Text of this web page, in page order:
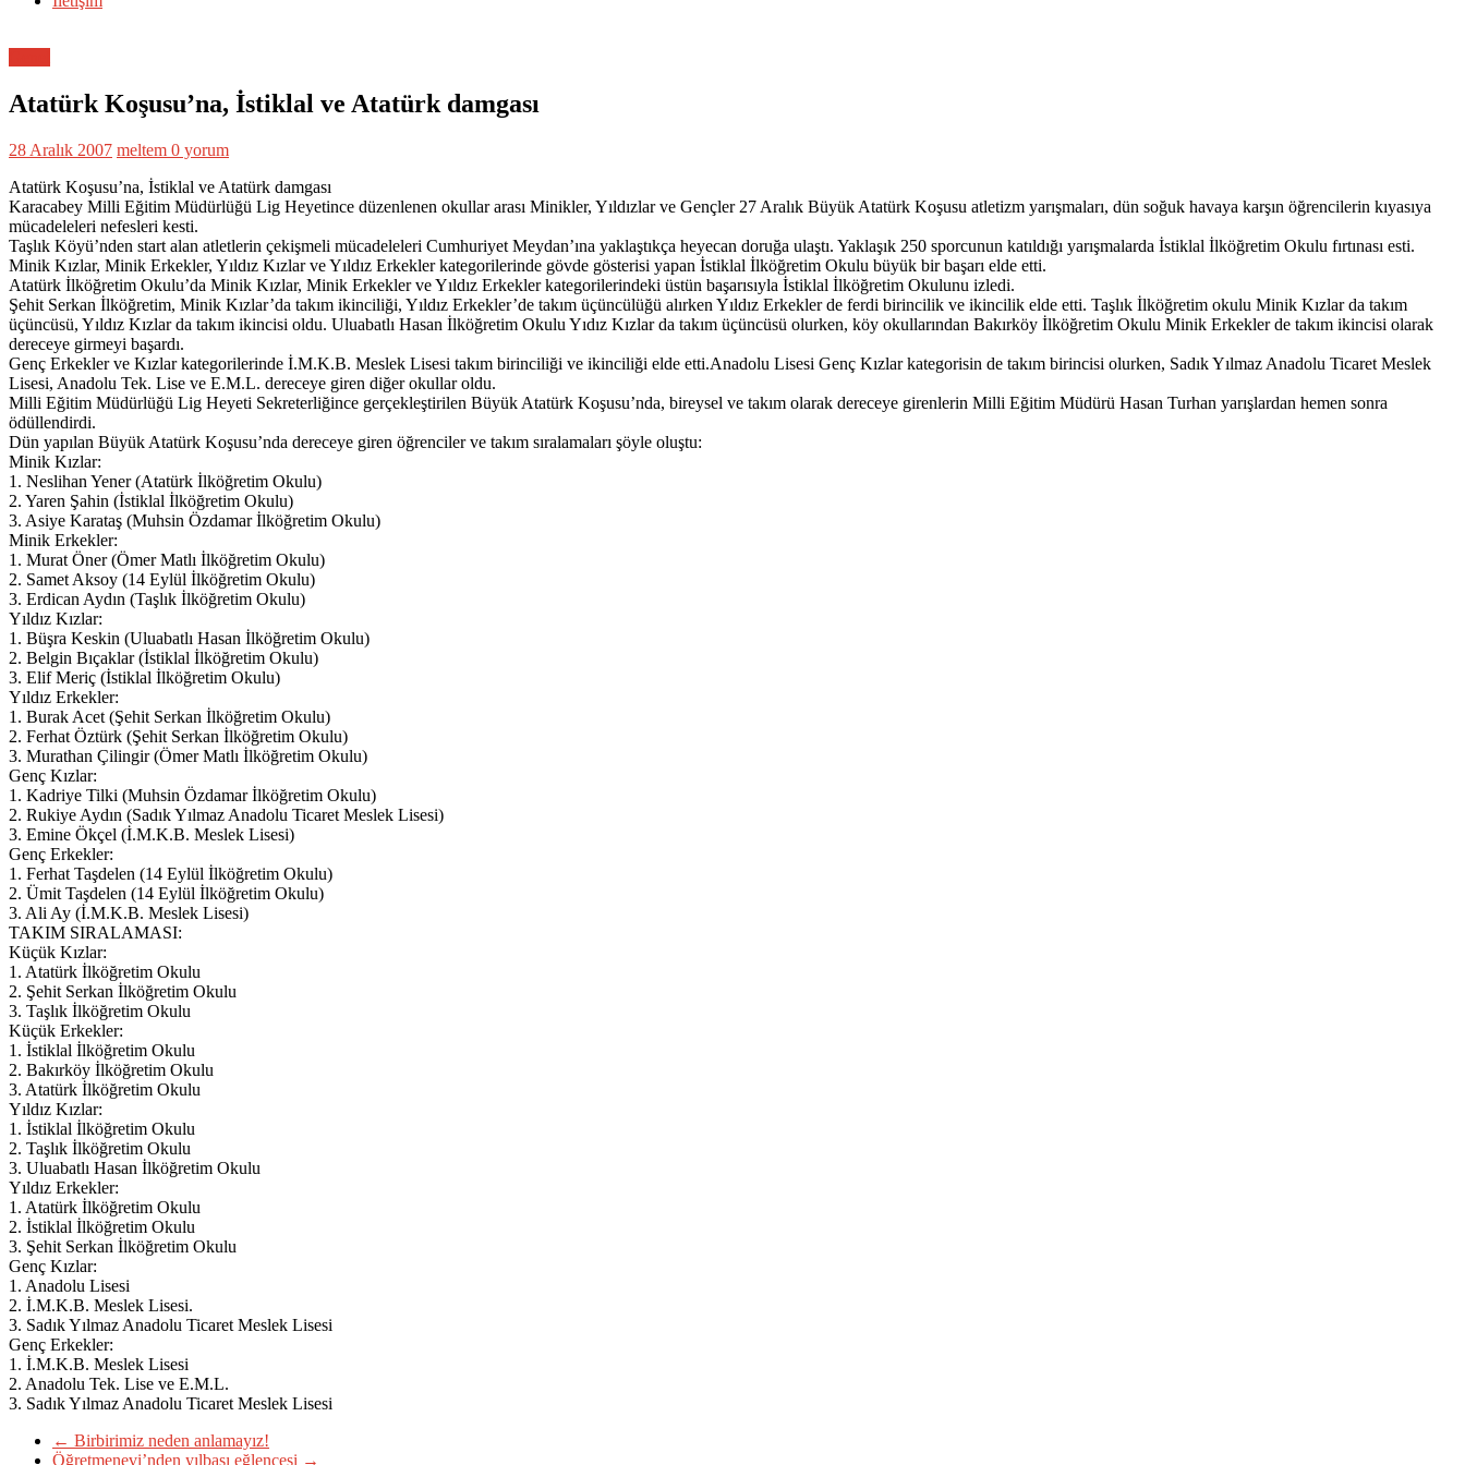
Atatürk Koşusu’na, İstiklal ve Atatürk damgası
28 Aralık 2007 meltem 0 yorum
Atatürk Koşusu’na, İstiklal ve Atatürk damgası
Karacabey Milli Eğitim Müdürlüğü Lig Heyetince düzenlenen okullar arası Minikler, Yıldızlar ve Gençler 27 Aralık Büyük Atatürk Koşusu atletizm yarışmaları, dün soğuk havaya karşın öğrencilerin kıyasıya
mücadeleleri nefesleri kesti.
Taşlık Köyü’nden start alan atletlerin çekişmeli mücadeleleri Cumhuriyet Meydan’ına yaklaştıkça heyecan doruğa ulaştı. Yaklaşık 250 sporcunun katıldığı yarışmalarda İstiklal İlköğretim Okulu fırtınası esti.
Minik Kızlar, Minik Erkekler, Yıldız Kızlar ve Yıldız Erkekler kategorilerinde gövde gösterisi yapan İstiklal İlköğretim Okulu büyük bir başarı elde etti.
Atatürk İlköğretim Okulu’da Minik Kızlar, Minik Erkekler ve Yıldız Erkekler kategorilerindeki üstün başarısıyla İstiklal İlköğretim Okulunu izledi.
Şehit Serkan İlköğretim, Minik Kızlar’da takım ikinciliği, Yıldız Erkekler’de takım üçüncülüğü alırken Yıldız Erkekler de ferdi birincilik ve ikincilik elde etti. Taşlık İlköğretim okulu Minik Kızlar da takım
üçüncüsü, Yıldız Kızlar da takım ikincisi oldu. Uluabatlı Hasan İlköğretim Okulu Yıdız Kızlar da takım üçüncüsü olurken, köy okullarından Bakırköy İlköğretim Okulu Minik Erkekler de takım ikincisi olarak
dereceye girmeyi başardı.
Genç Erkekler ve Kızlar kategorilerinde İ.M.K.B. Meslek Lisesi takım birinciliği ve ikinciliği elde etti.Anadolu Lisesi Genç Kızlar kategorisin de takım birincisi olurken, Sadık Yılmaz Anadolu Ticaret Meslek
Lisesi, Anadolu Tek. Lise ve E.M.L. dereceye giren diğer okullar oldu.
Milli Eğitim Müdürlüğü Lig Heyeti Sekreterliğince gerçekleştirilen Büyük Atatürk Koşusu’nda, bireysel ve takım olarak dereceye girenlerin Milli Eğitim Müdürü Hasan Turhan yarışlardan hemen sonra
ödüllendirdi.
Dün yapılan Büyük Atatürk Koşusu’nda dereceye giren öğrenciler ve takım sıralamaları şöyle oluştu:
Minik Kızlar:
1. Neslihan Yener (Atatürk İlköğretim Okulu)
2. Yaren Şahin (İstiklal İlköğretim Okulu)
3. Asiye Karataş (Muhsin Özdamar İlköğretim Okulu)
Minik Erkekler:
1. Murat Öner (Ömer Matlı İlköğretim Okulu)
2. Samet Aksoy (14 Eylül İlköğretim Okulu)
3. Erdican Aydın (Taşlık İlköğretim Okulu)
Yıldız Kızlar:
1. Büşra Keskin (Uluabatlı Hasan İlköğretim Okulu)
2. Belgin Bıçaklar (İstiklal İlköğretim Okulu)
3. Elif Meriç (İstiklal İlköğretim Okulu)
Yıldız Erkekler:
1. Burak Acet (Şehit Serkan İlköğretim Okulu)
2. Ferhat Öztürk (Şehit Serkan İlköğretim Okulu)
3. Murathan Çilingir (Ömer Matlı İlköğretim Okulu)
Genç Kızlar:
1. Kadriye Tilki (Muhsin Özdamar İlköğretim Okulu)
2. Rukiye Aydın (Sadık Yılmaz Anadolu Ticaret Meslek Lisesi)
3. Emine Ökçel (İ.M.K.B. Meslek Lisesi)
Genç Erkekler:
1. Ferhat Taşdelen (14 Eylül İlköğretim Okulu)
2. Ümit Taşdelen (14 Eylül İlköğretim Okulu)
3. Ali Ay (İ.M.K.B. Meslek Lisesi)
TAKIM SIRALAMASI:
Küçük Kızlar:
1. Atatürk İlköğretim Okulu
2. Şehit Serkan İlköğretim Okulu
3. Taşlık İlköğretim Okulu
Küçük Erkekler:
1. İstiklal İlköğretim Okulu
2. Bakırköy İlköğretim Okulu
3. Atatürk İlköğretim Okulu
Yıldız Kızlar:
1. İstiklal İlköğretim Okulu
2. Taşlık İlköğretim Okulu
3. Uluabatlı Hasan İlköğretim Okulu
Yıldız Erkekler:
1. Atatürk İlköğretim Okulu
2. İstiklal İlköğretim Okulu
3. Şehit Serkan İlköğretim Okulu
Genç Kızlar:
1. Anadolu Lisesi
2. İ.M.K.B. Meslek Lisesi.
3. Sadık Yılmaz Anadolu Ticaret Meslek Lisesi
Genç Erkekler:
1. İ.M.K.B. Meslek Lisesi
2. Anadolu Tek. Lise ve E.M.L.
3. Sadık Yılmaz Anadolu Ticaret Meslek Lisesi
← Birbirimiz neden anlamayız!
Öğretmenevi’nden yılbaşı eğlencesi →